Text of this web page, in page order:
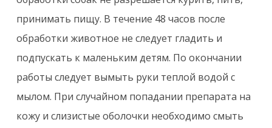
принимать пищу. В течение 48 часов после
обработки животное не следует гладить и
подпускать к маленьким детям. По окончании
работы следует вымыть руки теплой водой с
мылом. При случайном попадании препарата на
кожу и слизистые оболочки необходимо смыть